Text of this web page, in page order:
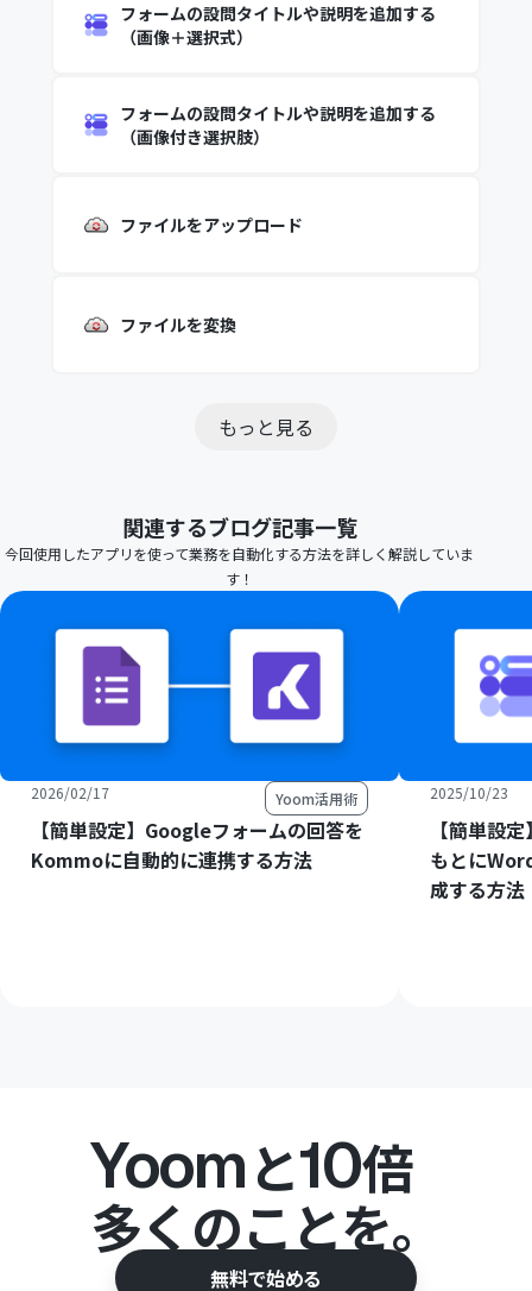
フォームの設問タイトルや説明を追加する
（画像＋選択式）
フォームの設問タイトルや説明を追加する
（画像付き選択肢）
ファイルをアップロード
ファイルを変換
もっと見る
関連するブログ記事一覧
今回使用したアプリを使って業務を自動化する方法を詳しく解説していま
す！
2026/02/17 Yoom活用術
【簡単設定】Googleフォームの回答を
Kommoに自動的に連携する方法
2025/10/23
【簡単設
もとに
成する方法
Yoomと10倍
多くのことを。
無料で始める